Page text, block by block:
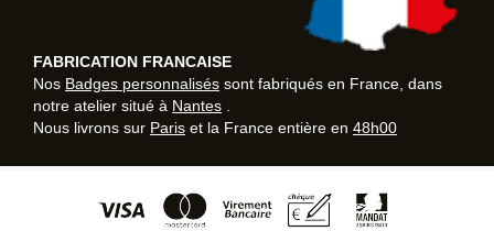
FABRICATION FRANCAISE
Nos Badges personnalisés sont fabriqués en France, dans
notre atelier situé à Nantes
Nous livrons sur Paris et la France entière en 48h00